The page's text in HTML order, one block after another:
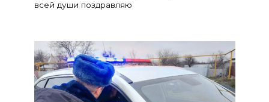
всей души поздравляю